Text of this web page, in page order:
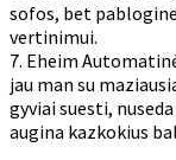
sofos, bet
vertinimui.
7. Eheim
jau man su
gyviai suesti,
augina kazkokius